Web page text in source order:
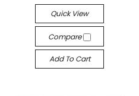
Quick View
Compare
Add To Cart